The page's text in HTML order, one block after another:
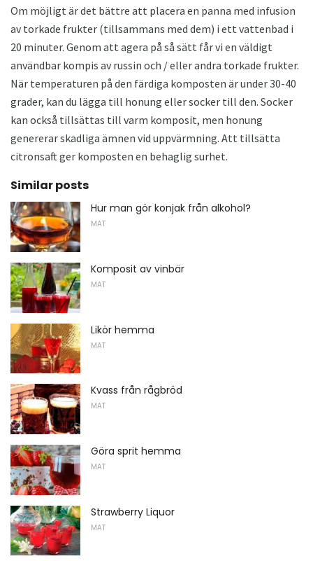
Om möjligt är det bättre att placera en panna med infusion
av torkade frukter (tillsammans med dem) i ett vattenbad i
20 minuter. Genom att agera på så sätt får vi en väldigt
användbar kompis av russin och / eller andra torkade frukter.
När temperaturen på den färdiga komposten är under 30-40
grader, kan du lägga till honung eller socker till den. Socker
kan också tillsättas till varm komposit, men honung
genererar skadliga ämnen vid uppvärmning. Att tillsätta
citronsaft ger komposten en behaglig surhet.
Similar posts
Hur man gör konjak från alkohol?
MAT
Komposit av vinbär
MAT
Likör hemma
MAT
Kvass från rågbröd
MAT
Göra sprit hemma
MAT
Strawberry Liquor
MAT